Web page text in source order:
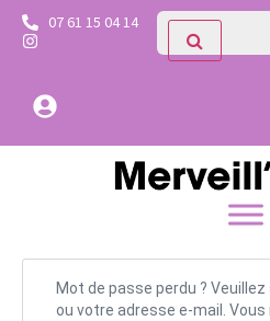
07 61 15 04 14
Mot de passe perdu ?
ou votre adresse e-mail. Vous